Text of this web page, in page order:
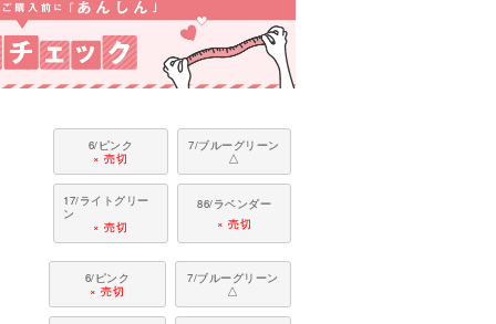
6/ピンク
× 売切
7/ブルーグリーン
△
17/ライトグリー
ン
× 売切
86/ラベンダー
× 売切
6/ピンク
× 売切
7/ブルーグリーン
△